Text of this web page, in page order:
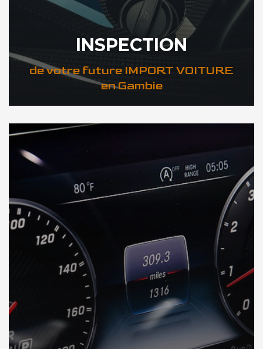
INSPECTION
de votre future IMPORT VOITURE
en Gambie
DÉCOUVREZ VOTRE INSPECTION AUTO en Gambie